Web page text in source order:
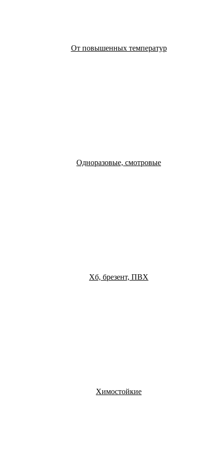
От повышенных температур
Одноразовые, смотровые
Хб, брезент, ПВХ
Химостойкие